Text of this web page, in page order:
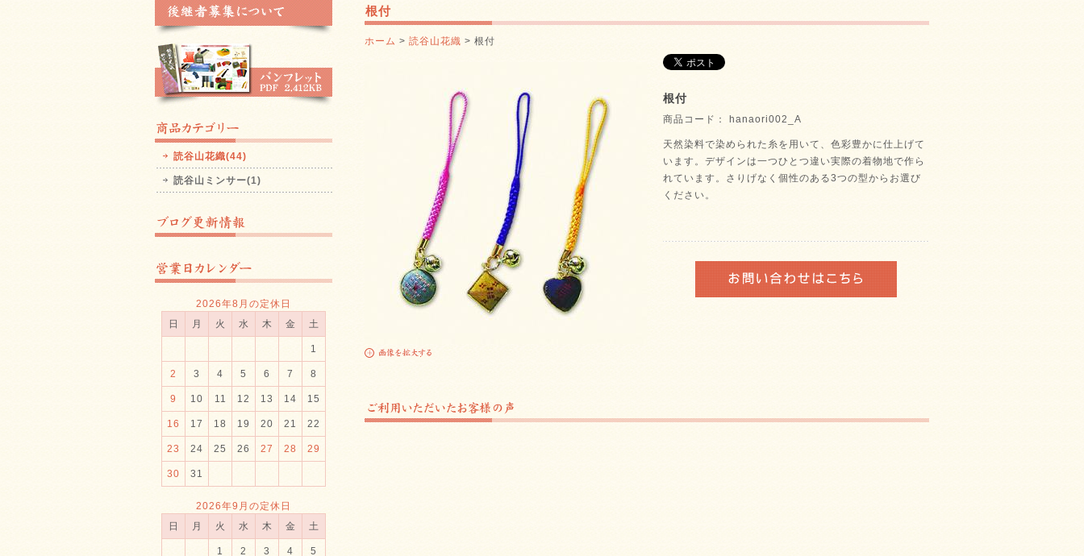
根付
ホーム > 読谷山花織 > 根付
根付
商品コード： hanaori002_A
天然染料で染められた糸を用いて、色彩豊かに仕上げて
います。デザインは一つひとつ違い実際の着物地で作ら
れています。さりげなく個性のある3つの型からお選び
ください。
読谷山花織(44)
読谷山ミンサー(1)
2026年8月の定休日
日
月 火 水 木 金 土
1
2 3 4 5 6 7 8
9 10 11 12 13 14 15
16 17 18 19 20 21 22
23 24 25 26 27 28 29
30 31
2026年9月の定休日
日
月 火 水 木 金 土
1 2 3 4 5